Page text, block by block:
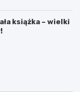
książka – wielki